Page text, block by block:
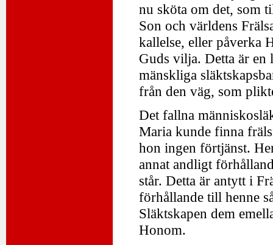
nu sköta om det, som
Son och världens
kallelse, eller påverka
Guds vilja. Detta är
mänskliga
från den väg, som
Det fallna
Maria kunde finna
hon ingen förtjänst.
annat andligt
står. Detta är antytt i
förhållande till henne
Släktskapen dem
Honom.